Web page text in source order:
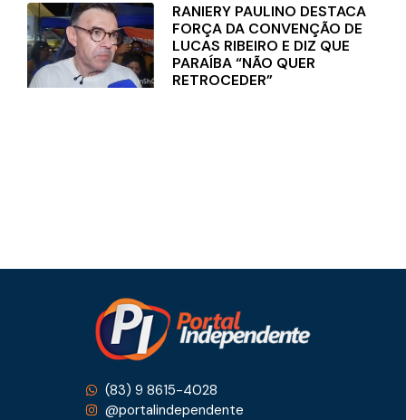
RANIERY PAULINO DESTACA
FORÇA DA CONVENÇÃO DE
LUCAS RIBEIRO E DIZ QUE
PARAÍBA “NÃO QUER
RETROCEDER”
(83) 9 8615-4028
@portalindependente